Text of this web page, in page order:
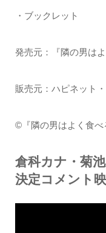
・ブックレット
発売元：『隣の男は
販売元：ハピネット
©『隣の男はよく食べ
倉科カナ・菊
決定コメント